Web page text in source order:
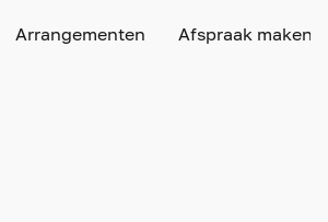
Arrangementen Afspraak maken